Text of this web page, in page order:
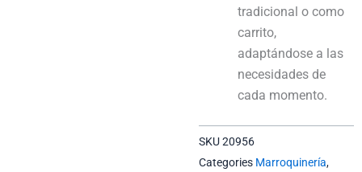
tradicional o como
carrito,
adaptándose a las
necesidades de
cada momento.
SKU20956
Categories Marroquinería,